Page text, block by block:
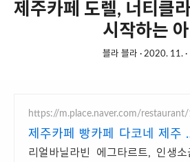
제주카페 도렐, 너티클
시작하는
블라 블라 · 2020. 11. ·
https://m.place.naver.com/
제주카페 빵카페 다코네 제주
쪽 평대리
리얼바닐라빈 에그타르트, 인생소